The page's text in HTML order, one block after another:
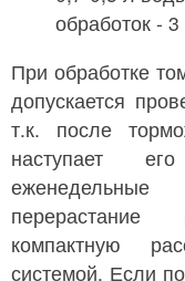
обработок -
При обработке
допускается
т.к. после
наступает
компактную
системой. Если